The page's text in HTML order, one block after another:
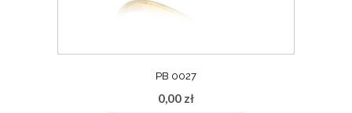
PB 0027
0,00 zł